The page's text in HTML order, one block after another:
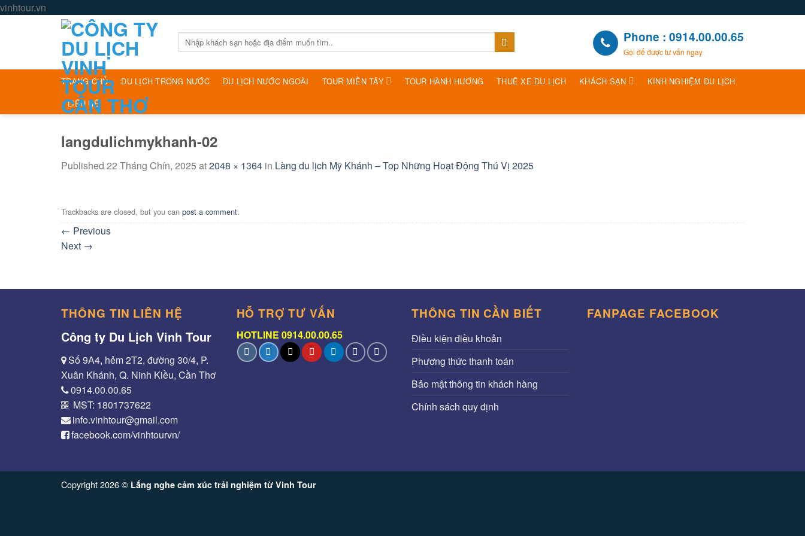
vinhtour.vn
content
Tìm
kiếm:
Phone : 0914.00.00.65
Gọi để được tư vấn ngay
TRANG CHỦ DU LỊCH TRONG NƯỚC DU LỊCH NƯỚC NGOÀI TOUR MIỀN TÂY TOUR HÀNH HƯƠNG THUÊ XE DU LỊCH KHÁCH SẠN
KINH NGHIỆM DU LỊCH
LIÊN HỆ
langdulichmykhanh-02
Published 22 Tháng Chín, 2025 at2048 × 1364 in Làng du lịch Mỹ Khánh – Top Những Hoạt Động Thú Vị 2025
Trackbacks are closed, but you can post a comment.
← Previous
Next →
THÔNG TIN LIÊN HỆ
Công ty Du Lịch Vinh Tour
Số 9A4, hẻm 2T2, đường 30/4, P.
Xuân Khánh, Q. Ninh Kiều, Cần Thơ
0914.00.00.65
MST: 1801737622
info.vinhtour@gmail.com
facebook.com/vinhtourvn/
HỖ TRỢ TƯ VẤN
HOTLINE 0914.00.00.65
THÔNG TIN CẦN BIẾT
Điều kiện điều khoản
Phương thức thanh toán
Bảo mật thông tin khách hàng
Chính sách quy định
FANPAGE FACEBOOK
Copyright 2026 © Lắng nghe cảm xúc trải nghiệm từ Vinh Tour